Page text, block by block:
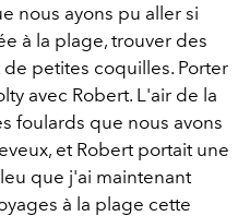
nous ayons pu aller si
à la plage, trouver des
petites coquilles. Porter
avec Robert. L'air de la
foulards que nous avons
et Robert portait une
que j'ai maintenant
à la plage cette